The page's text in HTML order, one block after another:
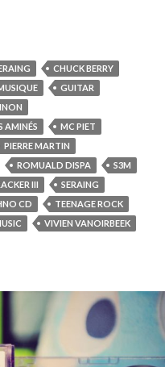
CHUCK BERRY
GUITAR
AMINÉS
MC PIET
PIERRE MARTIN
ROMUALD DISPA
S3M
III
SERAING
CD
TEENAGE ROCK
VIVIEN VANOIRBEEK